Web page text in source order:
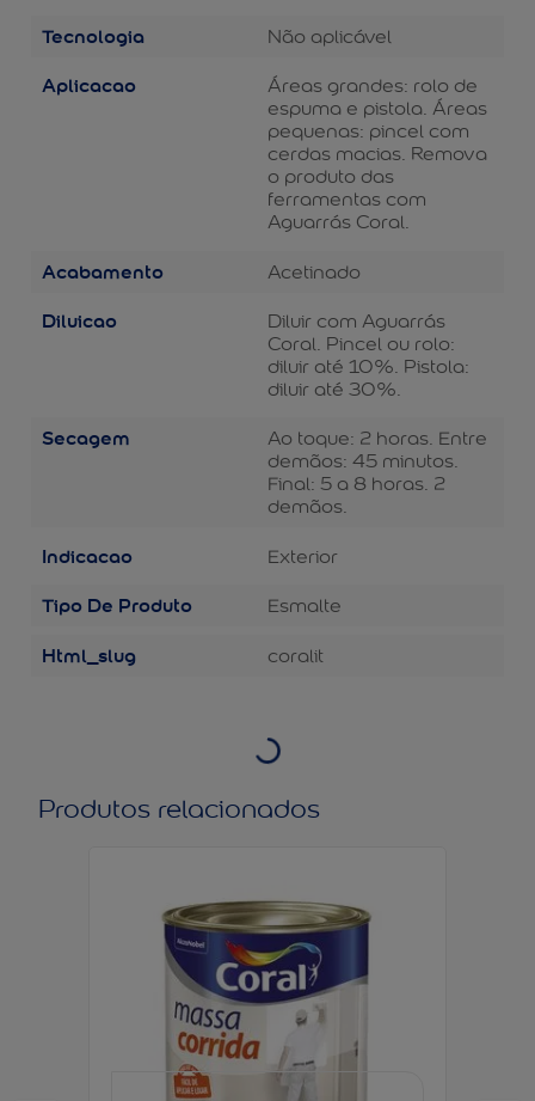
Tecnologia Não aplicável
Aplicacao
Áreas grandes: rolo de
espuma e pistola. Áreas
pequenas: pincel com
cerdas macias. Remova
o produto das
ferramentas com
Aguarrás Coral.
Acabamento Acetinado
Diluicao
Diluir com Aguarrás
Coral. Pincel ou rolo:
diluir até 10%. Pistola:
diluir até 30%.
Secagem
Ao toque: 2 horas. Entre
demãos: 45 minutos.
Final: 5 a 8 horas. 2
demãos.
Indicacao Exterior
Tipo De Produto Esmalte
Html_slug coralit
Produtos relacionados